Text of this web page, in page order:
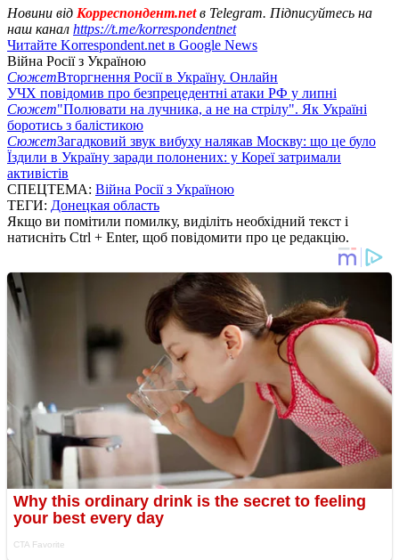
Новини від Корреспондент.netв Telegram. Підписуйтесь на
наш канал https://t.me/korrespondentnet
Читайте Korrespondent.net в Google News
Війна Росії з Україною
СюжетВторгнення Росії в Україну. Онлайн
УЧХ повідомив про безпрецедентні атаки РФ у липні
Сюжет"Полювати на лучника, а не на стрілу". Як Україні
боротись з балістикою
СюжетЗагадковий звук вибуху налякав Москву: що це було
Їздили в Україну заради полонених: у Кореї затримали
активістів
СПЕЦТЕМА: Війна Росії з Україною
ТЕГИ: Донецкая область
Якщо ви помітили помилку, виділіть необхідний текст і
натисніть Ctrl + Enter, щоб повідомити про це редакцію.